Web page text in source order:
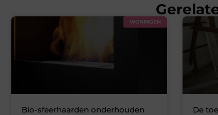
WONINGEN
Bio-sfeerhaarden onderhouden
De